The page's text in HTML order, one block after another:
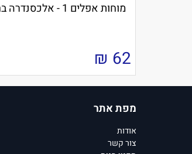
מוחות אפלים 1 - אלכסנדרה בראקן
62
₪
מפת אתר
אודות
צור קשר